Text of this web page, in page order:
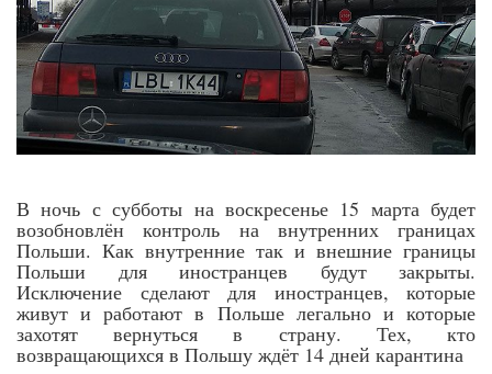
В ночь с субботы на воскресенье 15 марта будет
возобновлён контроль на внутренних границах
Польши. Как внутренние так и внешние границы
Польши для иностранцев будут закрыты.
Исключение сделают для иностранцев, которые
живут и работают в Польше легально и которые
захотят вернуться в страну. Тех, кто
возвращающихся в Польшу ждёт 14 дней карантина